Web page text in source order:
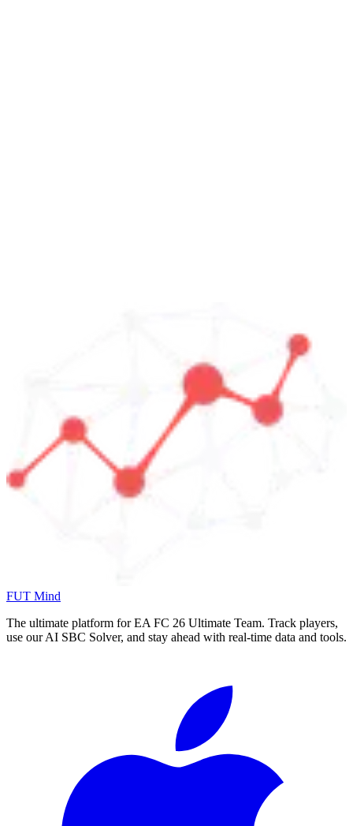
FUT Mind
The ultimate platform for EA FC 26 Ultimate Team. Track players,
use our AI SBC Solver, and stay ahead with real-time data and tools.